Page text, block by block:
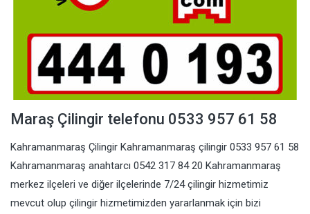
Maraş Çilingir telefonu 0533 957 61 58
Kahramanmaraş Çilingir Kahramanmaraş çilingir 0533 957 61 58
Kahramanmaraş anahtarcı 0542 317 84 20 Kahramanmaraş
merkez ilçeleri ve diğer ilçelerinde 7/24 çilingir hizmetimiz
mevcut olup çilingir hizmetimizden yararlanmak için bizi